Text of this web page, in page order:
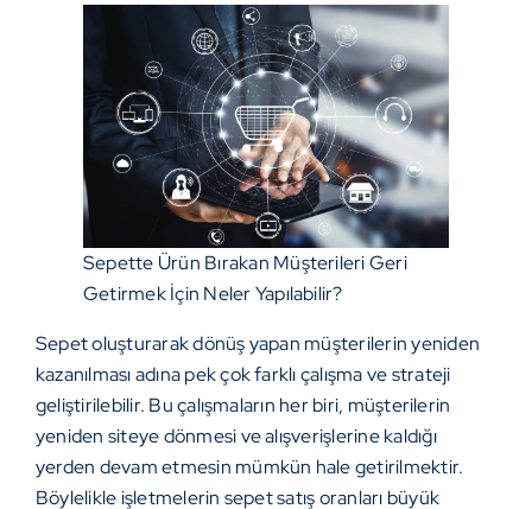
Sepette Ürün Bırakan Müşterileri Geri
Getirmek İçin Neler Yapılabilir?
Sepet oluşturarak dönüş yapan müşterilerin yeniden
kazanılması adına pek çok farklı çalışma ve strateji
geliştirilebilir. Bu çalışmaların her biri, müşterilerin
yeniden siteye dönmesi ve alışverişlerine kaldığı
yerden devam etmesin mümkün hale getirilmektir.
Böylelikle işletmelerin sepet satış oranları büyük